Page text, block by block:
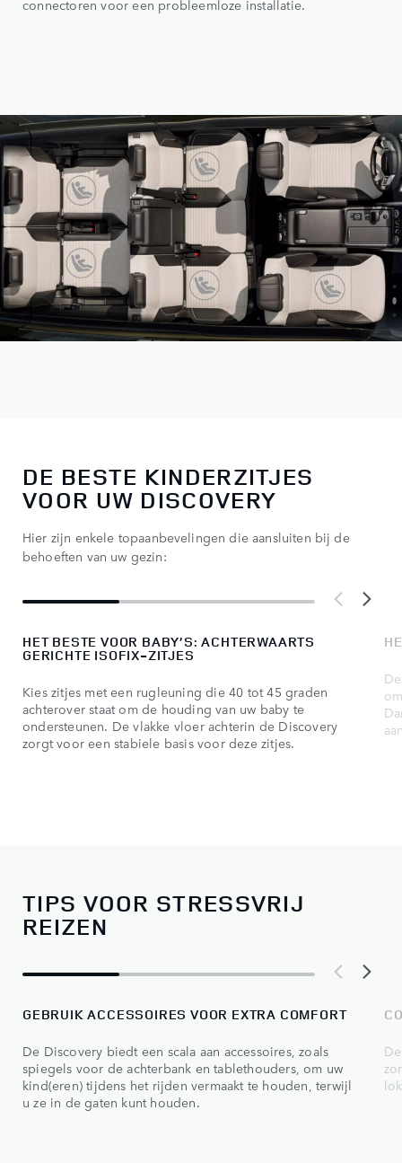
connectoren voor een probleemloze installatie.
DE BESTE KINDERZITJES
VOOR UW DISCOVERY
Hier zijn enkele topaanbevelingen die aansluiten bij de
behoeften van uw gezin:
HET BESTE VOOR BABY’S: ACHTERWAARTS
GERICHTE ISOFIX-ZITJES
Kies zitjes met een rugleuning die 40 tot 45 graden
achterover staat om de houding van uw baby te
ondersteunen. De vlakke vloer achterin de Discovery
zorgt voor een stabiele basis voor deze zitjes.
TIPS VOOR STRESSVRIJ
REIZEN
GEBRUIK ACCESSOIRES VOOR EXTRA COMFORT
De Discovery biedt een scala aan accessoires, zoals
spiegels voor de achterbank en tablethouders, om uw
kind(eren) tijdens het rijden vermaakt te houden, terwijl
u ze in de gaten kunt houden.